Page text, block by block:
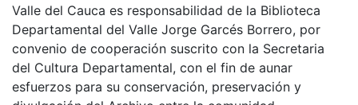
Valle del Cauca es responsabilidad de la Biblioteca
Departamental del Valle Jorge Garcés Borrero, por
convenio de cooperación suscrito con la Secretaria
del Cultura Departamental, con el fin de aunar
esfuerzos para su conservación, preservación y